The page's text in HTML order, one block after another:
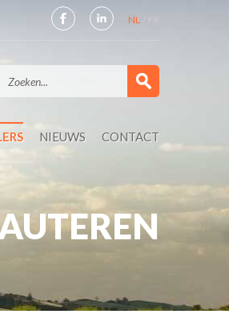
NL
NIEUWS CONTACT